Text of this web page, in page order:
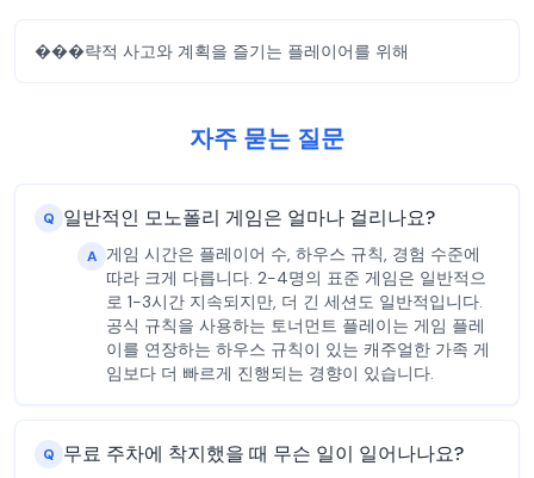
���략적 사고와 계획을 즐기는 플레이어를 위해
자주 묻는 질문
Q 일반적인 모노폴리 게임은 얼마나 걸리나요?
A 게임 시간은 플레이어 수, 하우스 규칙, 경험 수준에
따라 크게 다릅니다. 2-4명의 표준 게임은 일반적으
로 1-3시간 지속되지만, 더 긴 세션도 일반적입니다.
공식 규칙을 사용하는 토너먼트 플레이는 게임 플레
이를 연장하는 하우스 규칙이 있는 캐주얼한 가족 게
임보다 더 빠르게 진행되는 경향이 있습니다.
Q 무료 주차에 착지했을 때 무슨 일이 일어나나요?